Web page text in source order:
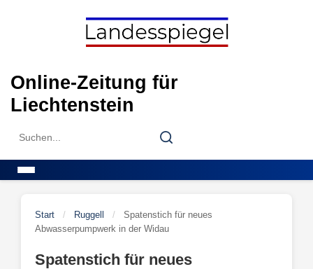
Online-Zeitung für
Liechtenstein
Search
Search
Start / Ruggell /
Spatenstich für neues
Abwasserpumpwerk in der Widau
Spatenstich für neues